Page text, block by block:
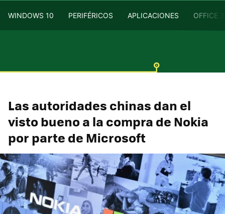
WINDOWS 10 PERIFÉRICOS APLICACIONES OFFICE
Las autoridades chinas dan el
visto bueno a la compra de Nokia
por parte de Microsoft